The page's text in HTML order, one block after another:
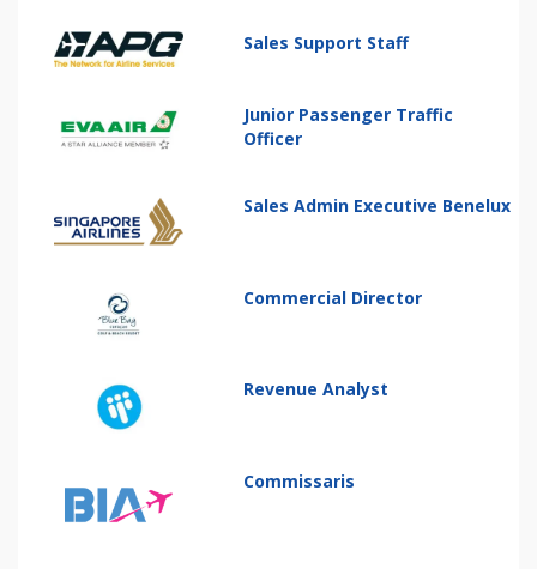
Sales Support Staff
Junior Passenger Traffic
Officer
Sales Admin Executive Benelux
Commercial Director
Revenue Analyst
Commissaris